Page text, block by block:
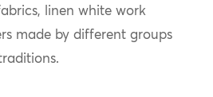
linen white work
made by different groups